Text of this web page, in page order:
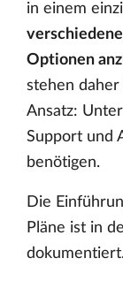
in einem
Optionen
stehen
Ansatz:
Support und
benötigen.
Die
Pläne ist in